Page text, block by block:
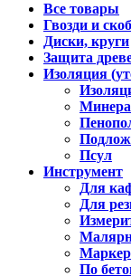
Все товары
Гвозди и
Диски, круги
Защита
Изоляция
Псул
Инструмент
Для
Для
По